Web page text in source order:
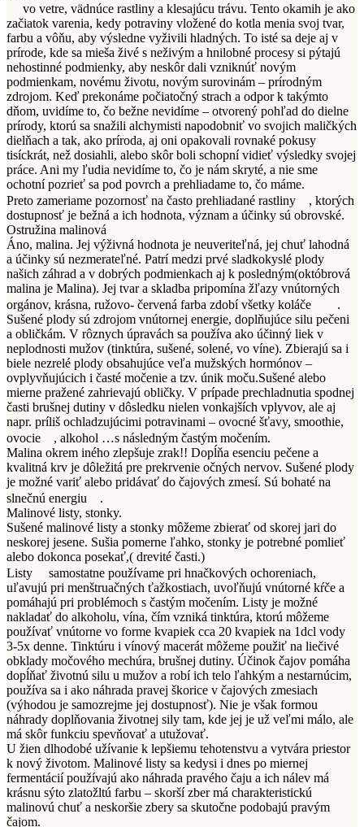
vo vetre, vädnúce rastliny a klesajúcu trávu. Tento okamih je ako
začiatok varenia, kedy potraviny vložené do kotla menia svoj tvar,
farbu a vôňu, aby výsledne vyživili hladných. To isté sa deje aj v
prírode, kde sa mieša živé s neživým a hnilobné procesy si pýtajú
nehostinné podmienky, aby neskôr dali vzniknúť novým
podmienkam, novému životu, novým surovinám – prírodným
zdrojom. Keď prekonáme počiatočný strach a odpor k takýmto
dňom, uvidíme to, čo bežne nevidíme – otvorený pohľad do dielne
prírody, ktorú sa snažili alchymisti napodobniť vo svojich maličkých
dielňach a tak, ako príroda, aj oni opakovali rovnaké pokusy
tisíckrát, než dosiahli, alebo skôr boli schopní vidieť výsledky svojej
práce. Ani my ľudia nevidíme to, čo je nám skryté, a nie sme
ochotní pozrieť sa pod povrch a prehliadame to, čo máme.
Preto zameriame pozornosť na často prehliadané rastliny
, ktorých
dostupnosť je bežná a ich hodnota, význam a účinky sú obrovské.
Ostružina malinová
Áno, malina. Jej výživná hodnota je neuveriteľná, jej chuť lahodná
a účinky sú nezmerateľné. Patrí medzi prvé sladkokyslé plody
našich záhrad a v dobrých podmienkach aj k posledným(októbrová
malina je Malina). Jej tvar a skladba pripomína žľazy vnútorných
orgánov, krásna, ružovo- červená farba zdobí všetky koláče
.
Sušené plody sú zdrojom vnútornej energie, doplňujúce silu pečeni
a obličkám. V rôznych úpravách sa používa ako účinný liek v
neplodnosti mužov (tinktúra, sušené, solené, vo víne). Zbierajú sa i
biele nezrelé plody obsahujúce veľa mužských hormónov –
ovplyvňujúcich i časté močenie a tzv. únik moču.Sušené alebo
mierne pražené zahrievajú obličky. V prípade prechladnutia spodnej
časti brušnej dutiny v dôsledku nielen vonkajších vplyvov, ale aj
napr. príliš ochladzujúcimi potravinami – ovocné šťavy, smoothie,
ovocie
, alkohol …s následným častým močením.
Malina okrem iného zlepšuje zrak!! Dopĺňa esenciu pečene a
kvalitná krv je dôležitá pre prekrvenie očných nervov. Sušené plody
je možné variť alebo pridávať do čajových zmesí. Sú bohaté na
slnečnú energiu
.
Malinové listy, stonky.
Sušené malinové listy a stonky môžeme zbierať od skorej jari do
neskorej jesene. Sušia pomerne ľahko, stonky je potrebné pomlieť
alebo dokonca posekať,( drevité časti.)
Listy
samostatne používame pri hnačkových ochoreniach,
uľavujú pri menštruačných ťažkostiach, uvoľňujú vnútorné kŕče a
pomáhajú pri problémoch s častým močením. Listy je možné
nakladať do alkoholu, vína, čím vzniká tinktúra, ktorú môžeme
používať vnútorne vo forme kvapiek cca 20 kvapiek na 1dcl vody
3-5x denne. Tinktúru i vínový macerát môžeme použiť na liečivé
obklady močového mechúra, brušnej dutiny. Účinok čajov pomáha
dopĺňať životnú silu u mužov a robí ich telo ľahkým a nestarnúcim,
používa sa i ako náhrada pravej škorice v čajových zmesiach
(výhodou je samozrejme jej dostupnosť). Nie je však formou
náhrady doplňovania životnej sily tam, kde jej je už veľmi málo, ale
má skôr funkciu spevňovať a utužovať.
U žien dlhodobé užívanie k lepšiemu tehotenstvu a vytvára priestor
k nový životom. Malinové listy sa kedysi i dnes po miernej
fermentácií používajú ako náhrada pravého čaju a ich nálev má
krásnu sýto zlatožltú farbu – skorší zber má charakteristickú
malinovú chuť a neskoršie zbery sa skutočne podobajú pravým
čajom.